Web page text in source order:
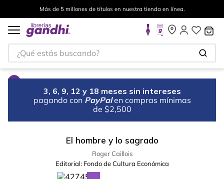
Más de 5 millones de títulos en nuestra tienda en línea.
¿Qué estás buscando?
3, 6, 9, 12 y 18 meses sin intereses
pagando con PayPal en compras mínimas
de $2,500
El hombre y lo sagrado
Roger Caillois
Editorial: Fondo de Cultura Económica